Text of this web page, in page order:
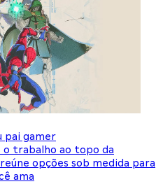
pai gamer
o trabalho ao topo da
opções sob medida para
ama